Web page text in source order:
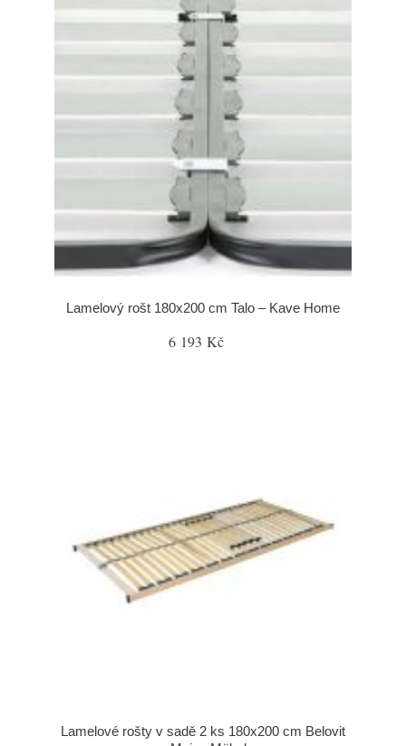
Lamelový rošt 180x200 cm Talo – Kave Home
6 193 Kč
Lamelové rošty v sadě 2 ks 180x200 cm Belovit